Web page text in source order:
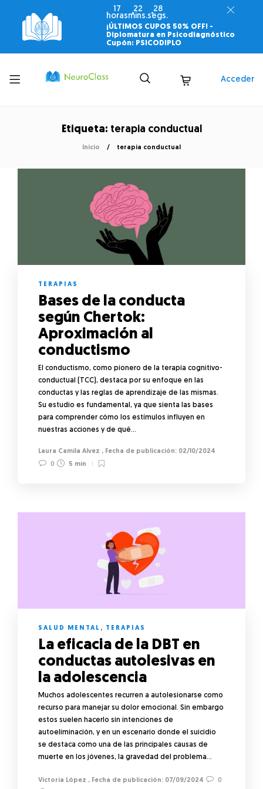
17
horas
22
mins.
28
segs.
¡ÚLTIMOS CUPOS 50% OFF! -
Diplomatura en Psicodiagnóstico
Cupón: PSICODIPLO
Toggle
menu
Acceder
Etiqueta: terapia conductual
Inicio terapia conductual
TERAPIAS
Bases de la conducta
según Chertok:
Aproximación al
conductismo
El conductismo, como pionero de la terapia cognitivo-
conductual (TCC), destaca por su enfoque en las
conductas y las reglas de aprendizaje de las mismas.
Su estudio es fundamental, ya que sienta las bases
para comprender cómo los estímulos influyen en
nuestras acciones y de qué…
Laura Camila Alvez ,
02/10/2024
0
5 min
SALUD MENTAL , TERAPIAS
La eficacia de la DBT en
conductas autolesivas en
la adolescencia
Muchos adolescentes recurren a autolesionarse como
recurso para manejar su dolor emocional. Sin embargo
estos suelen hacerlo sin intenciones de
autoeliminación, y en un escenario donde el suicidio
se destaca como una de las principales causas de
muerte en los jóvenes, la gravedad del problema…
Victoria López , 07/09/2024
0